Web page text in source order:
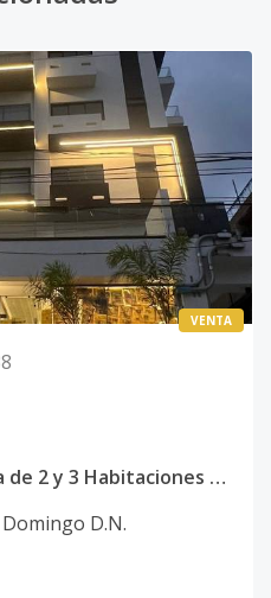
VENTA
Apartamentos en Venta de 2 y 3 Habitaciones con Habitación de Servicio, área de lavado en Mirador Norte, Santo Domingo
D.N.